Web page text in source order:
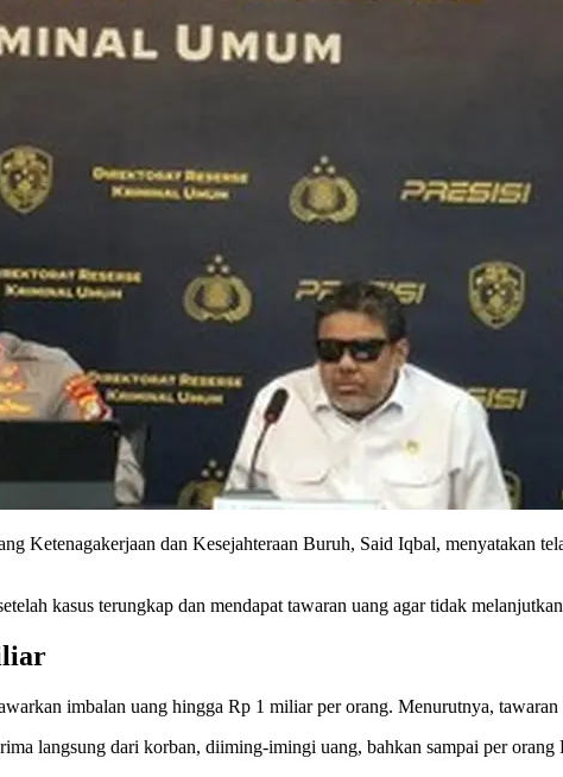
Ketenagakerjaan dan Kesejahteraan Buruh, Said Iqbal, menyatakan
kasus terungkap dan mendapat tawaran uang agar tidak
imbalan uang hingga Rp 1 miliar per orang. Menurutnya,
langsung dari korban, diiming-imingi uang, bahkan sampai per